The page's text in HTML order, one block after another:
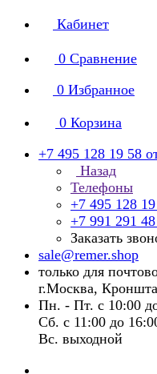
Кабинет
0 Сравнение
0 Избранное
0 Корзина
+7 495 128 19 58
Назад
Телефоны
+7 495 128
+7 991 291
Заказать
sale@remer.shop
только для
г.Москва,
Пн. - Пт. с 10:00
Сб. с 11:00 до
Вс. выходной